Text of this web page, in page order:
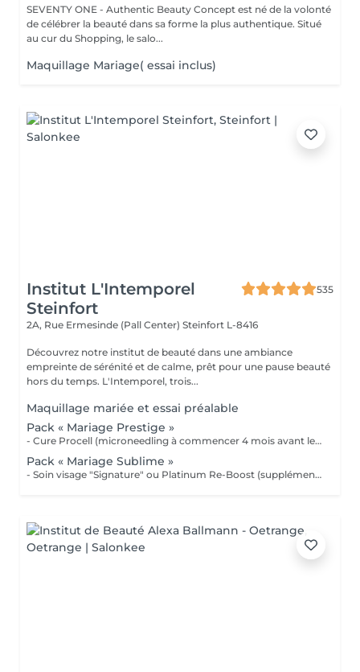
SEVENTY ONE - Authentic Beauty Concept est né de la volonté
de célébrer la beauté dans sa forme la plus authentique. Situé
au cur du Shopping, le salo...
Maquillage Mariage( essai inclus)
Institut L'Intemporel
Steinfort
535
2A, Rue Ermesinde (Pall Center) Steinfort L-8416
Découvrez notre institut de beauté dans une ambiance
empreinte de sérénité et de calme, prêt pour une pause beauté
hors du temps. L'Intemporel, trois...
Maquillage mariée et essai préalable
Pack « Mariage Prestige »
- Cure Procell (microneedling à commencer 4 mois avant le jour J) ou cure Soin Signature. - Gommage du corps et massage 1h : 1 semaine avant le jour J - Beauté des mains et beauté des pieds (vernis semi permanent en supplément) : 2 jours avant le jour J - Maquillage Mariée, le jour J + essai à votre convenance - Épilations au choix, 2 jours avant le jour J 1099€ au lieu de 1435€
Pack « Mariage Sublime »
- Soin visage "Signature" ou Platinum Re-Boost (supplément de 25€) - Gommage du corps - Massage détente dos et épaules - Beauté des pieds et vernis simple (semi permanent + 6€) - Beauté des mains et vernis classique (semi permanent + 15€) - Maquillage Mariée + essai préalable - Épilations au choix (cire classique) Forfait à planifier avec votre esthéticienne 599€ au lieu de 728€